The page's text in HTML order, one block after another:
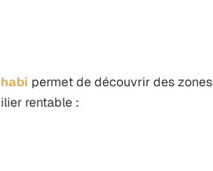
permet de découvrir des zones
rentable :